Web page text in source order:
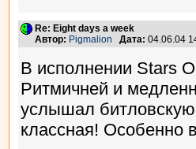
Re: Eight days a week
Автор: Pigmalion Дата: 04.06.04
В исполнении Stars
Ритмичней и
услышал
классная! Особенно